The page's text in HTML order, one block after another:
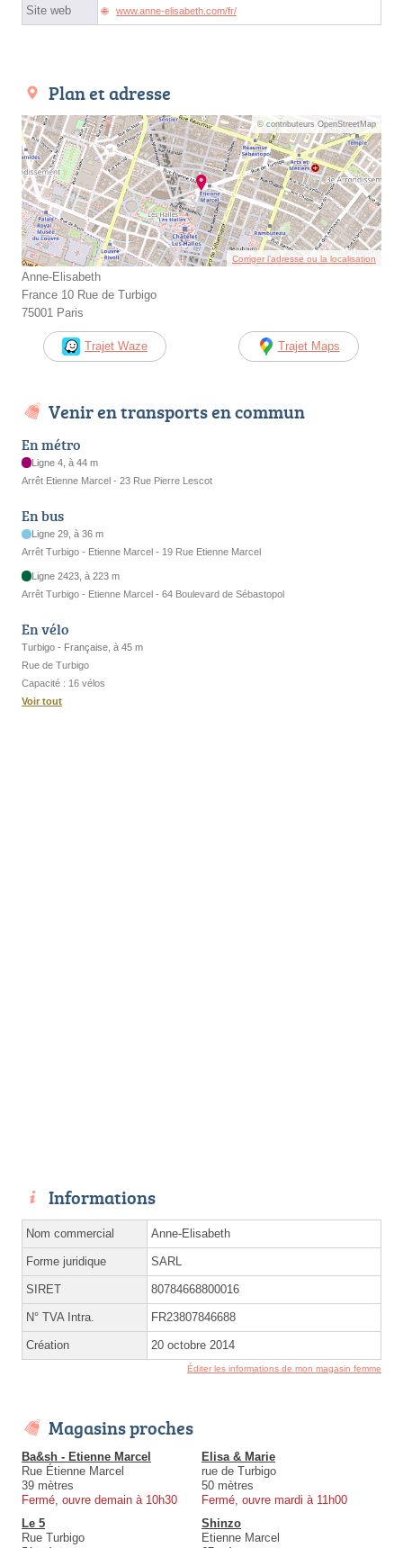
Site web www.anne-elisabeth.com/fr/
Plan et adresse
© contributeurs OpenStreetMap
Corriger l’adresse ou la localisation
Anne-Elisabeth
France 10 Rue de Turbigo
75001 Paris
Trajet Waze Trajet Maps
Venir en transports en commun
En métro
Ligne 4, à 44 m
Arrêt Etienne Marcel - 23 Rue Pierre Lescot
En bus
Ligne 29, à 36 m
Arrêt Turbigo - Etienne Marcel - 19 Rue Etienne Marcel
Ligne 2423, à 223 m
Arrêt Turbigo - Etienne Marcel - 64 Boulevard de Sébastopol
En vélo
Turbigo - Française, à 45 m
Rue de Turbigo
Capacité : 16 vélos
Voir tout
Informations
Nom commercial Anne-Elisabeth
Forme juridique SARL
SIRET 80784668800016
N° TVA Intra. FR23807846688
Création 20 octobre 2014
Éditer les informations de mon magasin femme
Magasins proches
Ba&sh - Etienne Marcel
Rue Étienne Marcel
39 mètres
Fermé, ouvre demain à 10h30
Elisa & Marie
rue de Turbigo
50 mètres
Fermé, ouvre mardi à 11h00
Le 5
Rue Turbigo
Shinzo
Etienne Marcel